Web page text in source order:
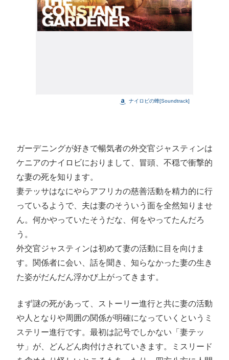
ナイロビの蜂[Soundtrack]
ガーデニングが好きで暢気者の外交官ジャスティンは
ケニアのナイロビにおりまして、冒頭、不穏で衝撃的
な妻の死を知ります。
妻テッサはなにやらアフリカの慈善活動を精力的に行
っているようで、夫は妻のそういう面を全然知りませ
ん。何かやっていたそうだな、何をやってたんだろ
う。
外交官ジャスティンは初めて妻の活動に目を向けま
す。関係者に会い、話を聞き、知らなかった妻の生き
た姿がだんだん浮かび上がってきます。
まず謎の死があって、ストーリー進行と共に妻の活動
や人となりや周囲の関係が明確になっていくというミ
ステリー進行です。最初は記号でしかない「妻テッ
サ」が、どんどん肉付けされていきます。ミスリード